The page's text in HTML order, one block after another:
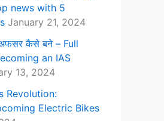
news with 5
January 21, 2024
कैसे बने – Full
an IAS
13, 2024
Revolution:
Electric Bikes